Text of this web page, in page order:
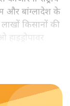
और बांग्लादेश के
किसानों की